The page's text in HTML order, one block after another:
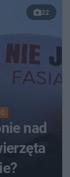
22
nad